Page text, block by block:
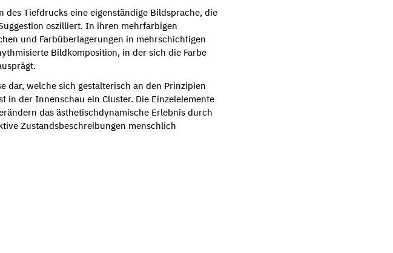
Tiefdrucks eine eigenständige Bildsprache, die
oszilliert. In ihren mehrfarbigen
und Farbüberlagerungen in mehrschichtigen
Bildkomposition, in der sich die Farbe
dar, welche sich gestalterisch an den Prinzipien
der Innenschau ein Cluster. Die Einzelelemente
das ästhetischdynamische Erlebnis durch
Zustandsbeschreibungen menschlich